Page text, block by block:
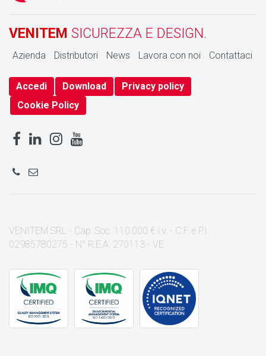
VENITEM SICUREZZA E DESIGN.
Azienda Distributori News Lavora con noi Contattaci
Accedi Download
Privacy policy
Cookie Policy
VENITEM SRL - Cap. Soc. 110.000 € i.v. - C.F. e P.I.
02985780275 - N° R.E.A. 270113 - VE